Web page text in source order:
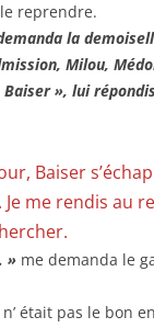
reprendre.
la
Milou,
Baiser », lui
Baiser
me rendis au
» me demanda le
n’ était pas le bon